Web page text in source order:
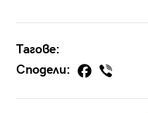
Тагове:
Сподели: